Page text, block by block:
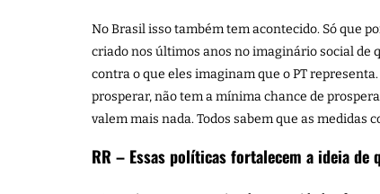
No Brasil isso também tem acontecido. Só que
criado nos últimos anos no imaginário social de
contra o que eles imaginam que o PT
prosperar, não tem a mínima chance de
valem mais nada. Todos sabem que as
RR – Essas políticas fortalecem a ideia